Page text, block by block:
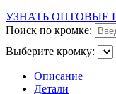
УЗНАТЬ ОПТОВЫЕ
Поиск по кромке:
Выберите кромку:
Описание
Детали